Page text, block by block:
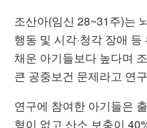
조산아(임신 28~31주)는
행동 및 시각·청각 장애
채운 아기들보다 높다며
큰 공중보건 문제라고 연
연구에 참여한 아기들은
형이 없고 산소 보충이